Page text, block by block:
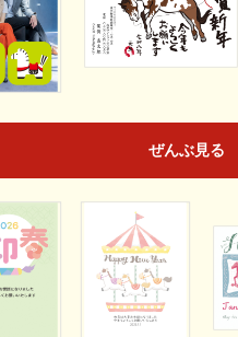
ぜんぶ見る